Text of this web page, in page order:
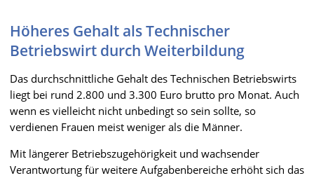
Höheres Gehalt als Technischer
Betriebswirt durch Weiterbildung
Das durchschnittliche Gehalt des Technischen Betriebswirts
liegt bei rund 2.800 und 3.300 Euro brutto pro Monat. Auch
wenn es vielleicht nicht unbedingt so sein sollte, so
verdienen Frauen meist weniger als die Männer.
Mit längerer Betriebszugehörigkeit und wachsender
Verantwortung für weitere Aufgabenbereiche erhöht sich das